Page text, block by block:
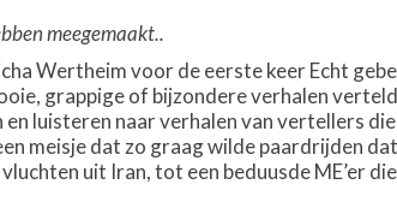
meegemaakt..
Wertheim voor de eerste keer Echt
grappige of bijzondere verhalen
luisteren naar verhalen van vertellers
meisje dat zo graag wilde paardrijden
uit Iran, tot een beduusde ME’er